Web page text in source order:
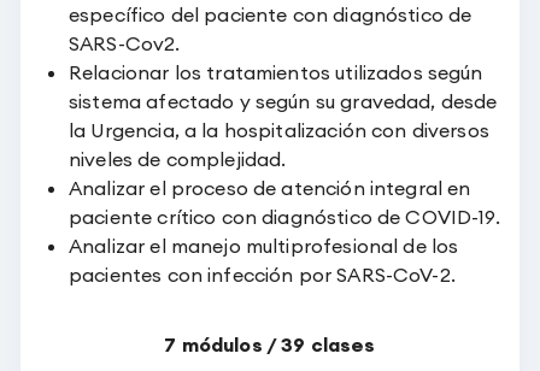
específico del paciente con diagnóstico de
SARS-Cov2.
Relacionar los tratamientos utilizados según
sistema afectado y según su gravedad, desde
la Urgencia, a la hospitalización con diversos
niveles de complejidad.
Analizar el proceso de atención integral en
paciente crítico con diagnóstico de COVID-19.
Analizar el manejo multiprofesional de los
pacientes con infección por SARS-CoV-2.
7 módulos /39 clases